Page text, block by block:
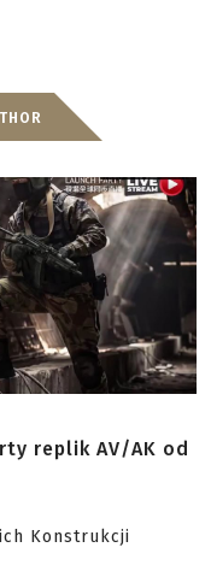
replik AV/AK od
Konstrukcji